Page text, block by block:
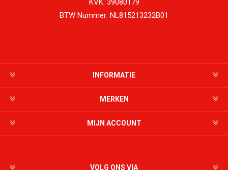
KVK: 39080179
BTW Nummer: NL815213232B01
INFORMATIE
MERKEN
MIJN ACCOUNT
VOLG ONS VIA